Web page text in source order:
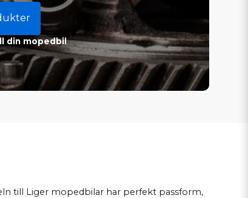
din mopedbil
till Liger mopedbilar har perfekt passform,